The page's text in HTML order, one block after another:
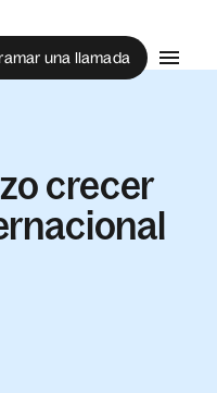
una llamada
crecer